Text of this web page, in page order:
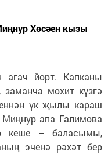
Хөсәен кызы
агач йорт. Капканы
заманча мохит күзгә
үк җылы караш
апа Галимова
кеше – баласымы,
эченә рәхәт бер